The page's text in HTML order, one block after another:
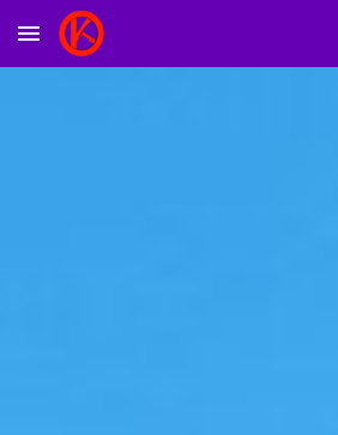
Skip to main content